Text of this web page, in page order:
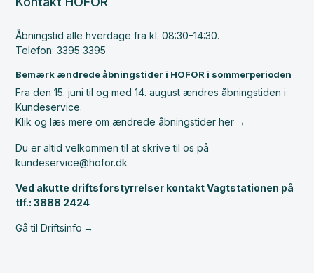
Åbningstid alle hverdage fra kl. 08:30–14:30.
Telefon: 3395 3395
Bemærk ændrede åbningstider i HOFOR i sommerperioden
Fra den 15. juni til og med 14. august ændres åbningstiden i
Kundeservice.
Klik og læs mere om ændrede åbningstider her
Du er altid velkommen til at skrive til os på
kundeservice@hofor.dk
Ved akutte driftsforstyrrelser kontakt Vagtstationen på
tlf.: 3888 2424
Gå til Driftsinfo